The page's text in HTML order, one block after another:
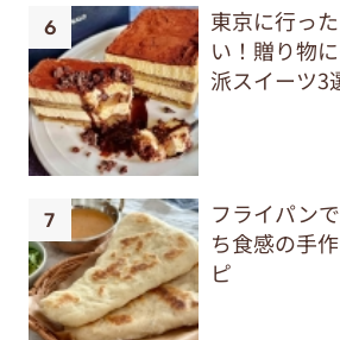
東京に行っ
い！贈り物
派スイーツ3
フライパン
ち食感の手
ピ